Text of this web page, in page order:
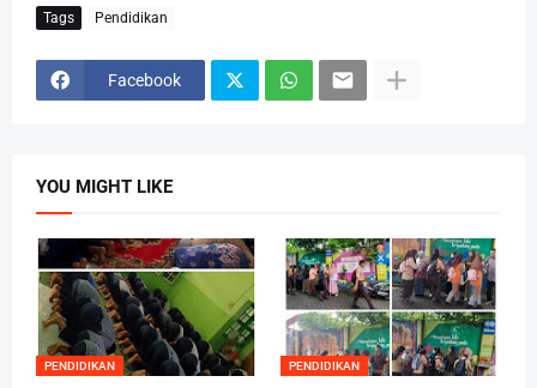
Tags Pendidikan
Facebook
YOU MIGHT LIKE
PENDIDIKAN PENDIDIKAN